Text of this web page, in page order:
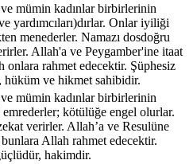
mümin kadınlar birbirlerinin
yardımcıları)dırlar. Onlar iyiliği
menederler. Namazı dosdoğru
Allah'a ve Peygamber'ine itaat
onlara rahmet edecektir. Şüphesiz
ve hikmet sahibidir.
mümin kadınlar birbirlerinin
kötülüğe engel olurlar.
verirler. Allah’a ve Resulüne
Allah rahmet edecektir.
hakimdir.